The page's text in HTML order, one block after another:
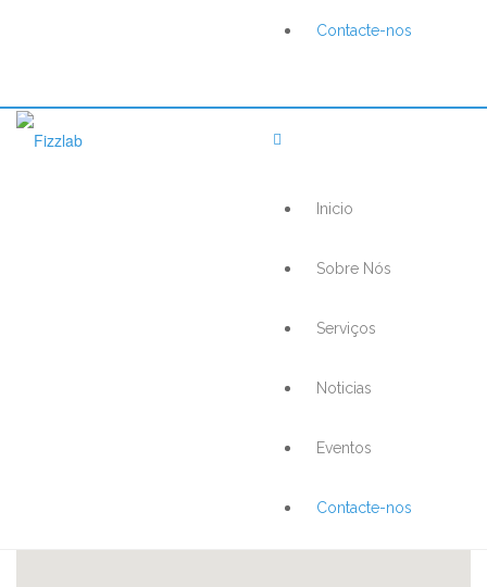
Contacte-nos
Inicio
Sobre Nós
Serviços
Noticias
Eventos
Contacte-nos